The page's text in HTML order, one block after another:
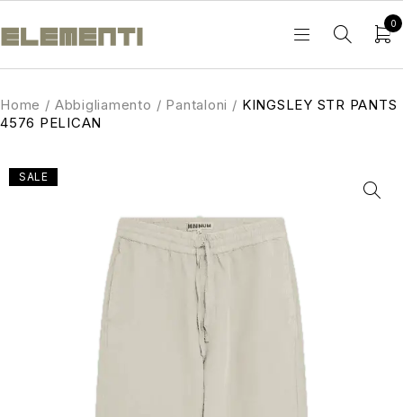
0
Home / Abbigliamento / Pantaloni / KINGSLEY STR PANTS
4576 PELICAN
SALE